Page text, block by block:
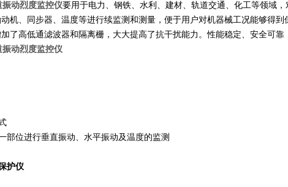
动烈度监控仪要用于电力、钢铁、水利、建材、轨道交通、化工等领域
机、同步器、温度等进行续监测和测量，便于用户对机器械工况能够得
了高低通滤波器和隔离栅，大大提高了抗干扰能力。性能稳定、安全可靠
动烈度监控仪
部位进行垂直振动、水平振动及温度的监测
护仪